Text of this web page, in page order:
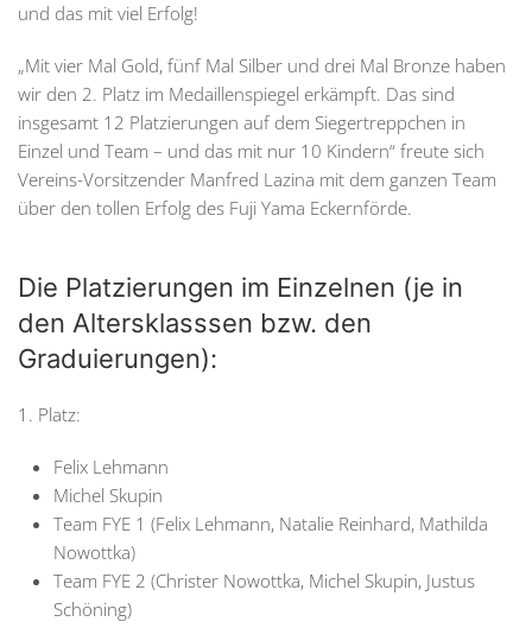
und das mit viel Erfolg!
„Mit vier Mal Gold, fünf Mal Silber und drei Mal Bronze haben
wir den 2. Platz im Medaillenspiegel erkämpft. Das sind
insgesamt 12 Platzierungen auf dem Siegertreppchen in
Einzel und Team – und das mit nur 10 Kindern“ freute sich
Vereins-Vorsitzender Manfred Lazina mit dem ganzen Team
über den tollen Erfolg des Fuji Yama Eckernförde.
Die Platzierungen im Einzelnen (je in
den Altersklasssen bzw. den
Graduierungen):
1. Platz:
Felix Lehmann
Michel Skupin
Team FYE 1 (Felix Lehmann, Natalie Reinhard, Mathilda
Nowottka)
Team FYE 2 (Christer Nowottka, Michel Skupin, Justus
Schöning)